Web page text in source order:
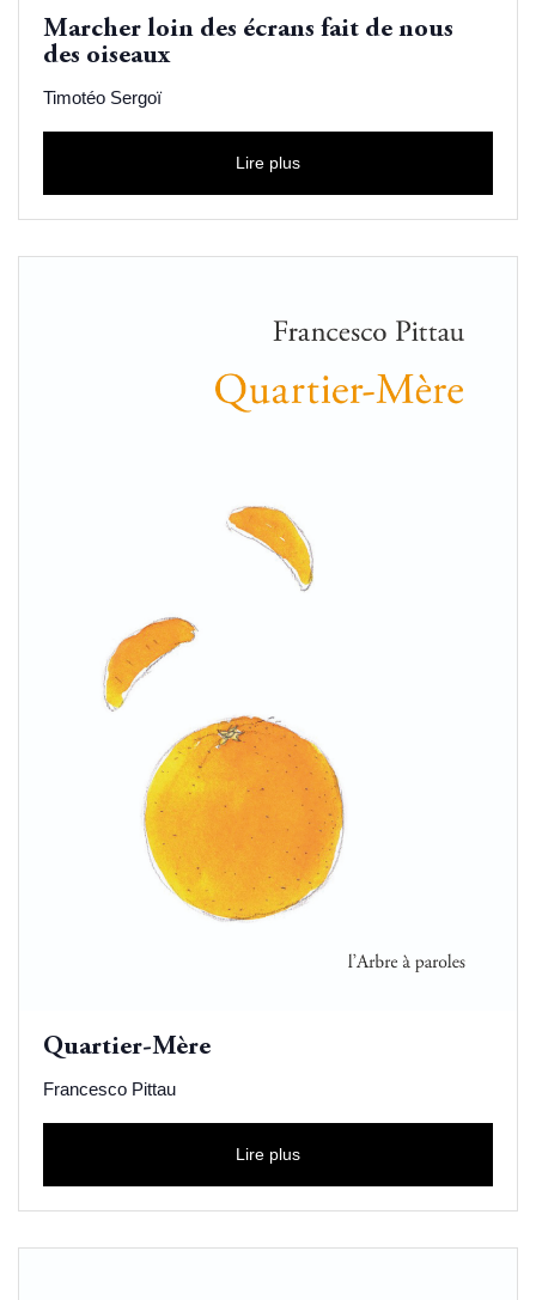
Marcher loin des écrans fait de nous
des oiseaux
Timotéo Sergoï
Lire plus
Quartier-Mère
Francesco Pittau
Lire plus